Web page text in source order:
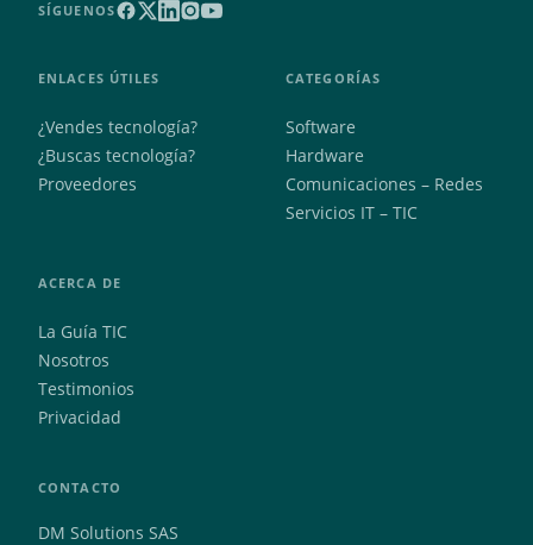
SÍGUENOS
ENLACES ÚTILES
¿Vendes tecnología?
¿Buscas tecnología?
Proveedores
CATEGORÍAS
Software
Hardware
Comunicaciones – Redes
Servicios IT – TIC
ACERCA DE
La Guía TIC
Nosotros
Testimonios
Privacidad
CONTACTO
DM Solutions SAS